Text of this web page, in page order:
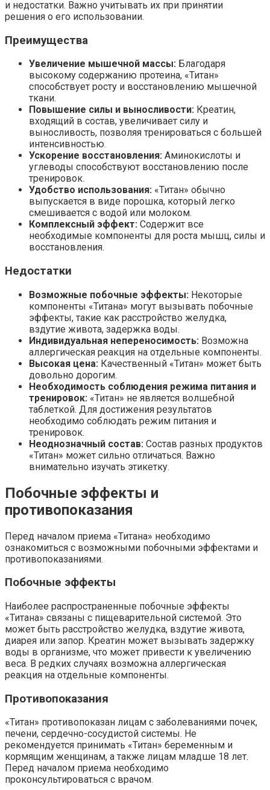
и недостатки. Важно учитывать их при принятии
решения о его использовании.
Преимущества
Увеличение мышечной массы: Благодаря
высокому содержанию протеина, «Титан»
способствует росту и восстановлению мышечной
ткани.
Повышение силы и выносливости: Креатин,
входящий в состав, увеличивает силу и
выносливость, позволяя тренироваться с большей
интенсивностью.
Ускорение восстановления: Аминокислоты и
углеводы способствуют восстановлению после
тренировок.
Удобство использования: «Титан» обычно
выпускается в виде порошка, который легко
смешивается с водой или молоком.
Комплексный эффект: Содержит все
необходимые компоненты для роста мышц, силы и
восстановления.
Недостатки
Возможные побочные эффекты: Некоторые
компоненты «Титана» могут вызывать побочные
эффекты, такие как расстройство желудка,
вздутие живота, задержка воды.
Индивидуальная непереносимость: Возможна
аллергическая реакция на отдельные компоненты.
Высокая цена: Качественный «Титан» может быть
довольно дорогим.
Необходимость соблюдения режима питания и
тренировок: «Титан» не является волшебной
таблеткой. Для достижения результатов
необходимо соблюдать режим питания и
тренировок.
Неоднозначный состав: Состав разных продуктов
«Титан» может сильно отличаться. Важно
внимательно изучать этикетку.
Побочные эффекты и
противопоказания
Перед началом приема «Титана» необходимо
ознакомиться с возможными побочными эффектами и
противопоказаниями.
Побочные эффекты
Наиболее распространенные побочные эффекты
«Титана» связаны с пищеварительной системой. Это
может быть расстройство желудка, вздутие живота,
диарея или запор. Креатин может вызывать задержку
воды в организме, что может привести к увеличению
веса. В редких случаях возможна аллергическая
реакция на отдельные компоненты.
Противопоказания
«Титан» противопоказан лицам с заболеваниями почек,
печени, сердечно-сосудистой системы. Не
рекомендуется принимать «Титан» беременным и
кормящим женщинам, а также лицам младше 18 лет.
Перед началом приема необходимо
проконсультироваться с врачом.